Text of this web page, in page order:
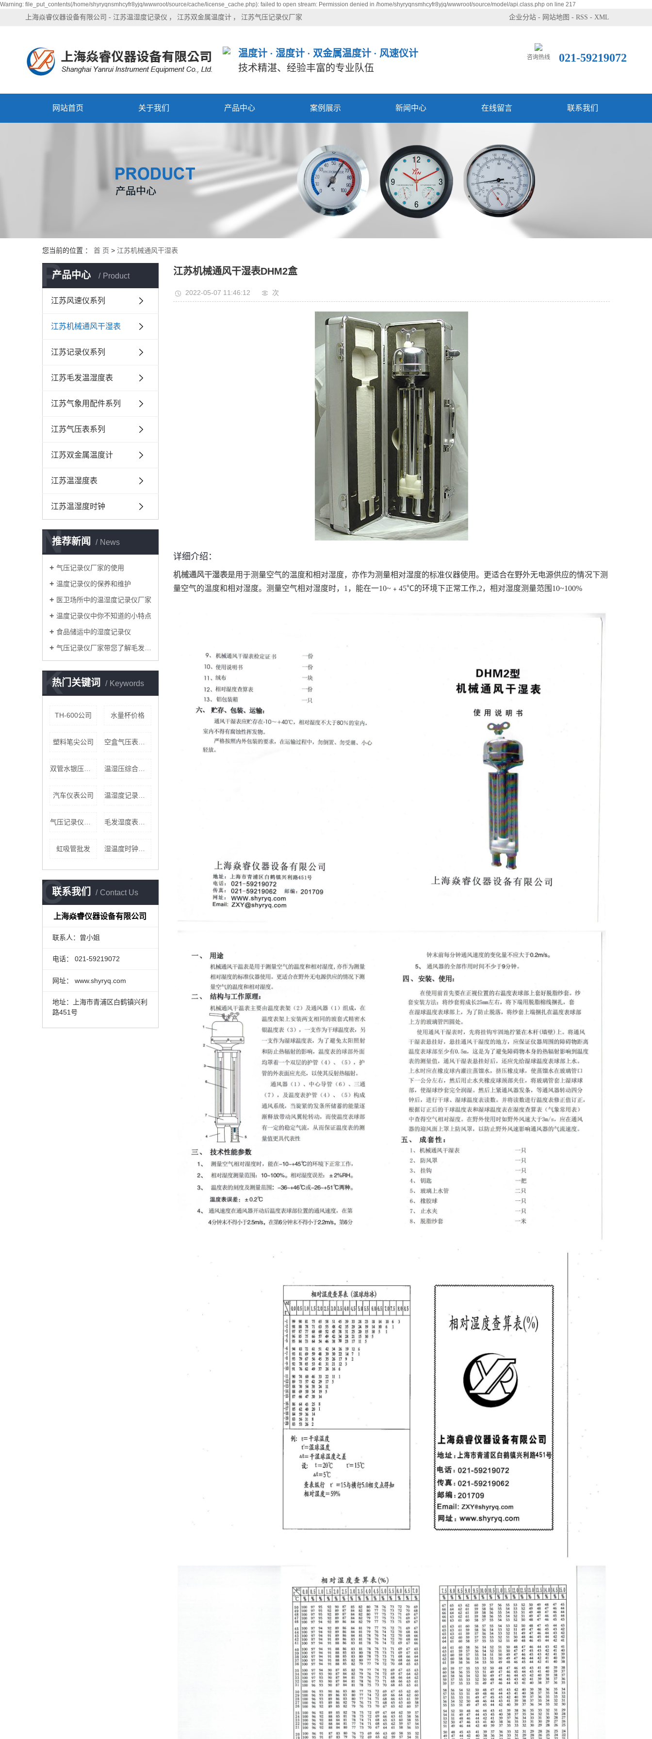
Warning: file_put_contents(/home/shyryqnsmhcyfr8yjq/wwwroot/source/cache/license_cache.php): failed to open stream: Permission denied in /home/shyryqnsmhcyfr8yjq/wwwroot/source/model/api.class.php on line 217
上海焱睿仪器设备有限公司 - 江苏温湿度记录仪 江苏双金属温度计 江苏气压记录仪厂家 企业分站 - 网站地图 - RSS - XML
温度计 · 湿度计 · 双金属温度计 · 风速仪计
技术精湛、经验丰富的专业队伍
咨询热线 021-59219072
网站首页 关于我们 产品中心 案例展示 新闻中心 在线留言 联系我们
您当前的位置 ： 首 页 > 江苏机械通风干湿表
产品中心 Product
P
江苏风速仪系列
江苏机械通风干湿表
江苏记录仪系列
江苏毛发温湿度表
江苏气象用配件系列
江苏气压表系列
江苏双金属温度计
江苏温湿度表
江苏温湿度时钟
推荐新闻 News
N
气压记录仪厂家的使用
温度记录仪的保养和维护
医卫场所中的温湿度记录仪厂家
温度记录仪中你不知道的小特点
食品储运中的湿度记录仪
气压记录仪厂家带您了解毛发湿度表的使用和调节
热门关键词 Keywords
K
TH-600公司 水量杯价格
塑料笔尖公司
汽车仪表公司
虹吸管批发
联系我们 Contact Us
C
上海焱睿仪器设备有限公司
联系人：曾小姐
电话： 021-59219072
网址： www.shyryq.com
地址：上海市青浦区白鹤镇兴利
路451号
江苏机械通风干湿表DHM2盒
2022-05-07 11:46:12 次
详细介绍：
机械通风干湿表是用于测量空气的温度和相对湿度，亦作为测量相对湿度的标准仪器使用。更适合在野外无电源供应的情况下测
量空气的温度和相对湿度。测量空气相对湿度时，1，能在一10~﹢45℃的环境下正常工作,2，相对湿度测量范围10~100%